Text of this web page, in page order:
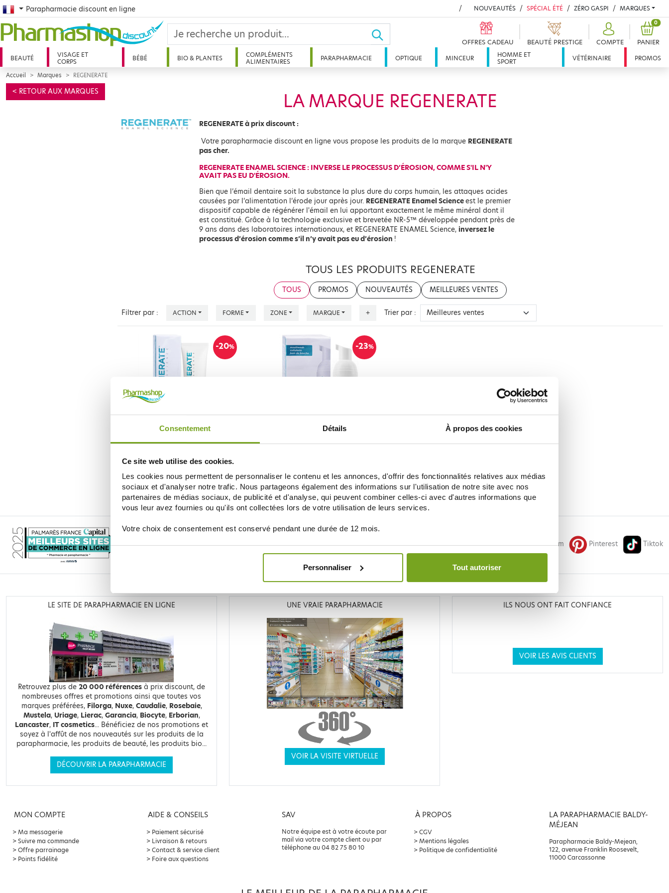
Consentement Détails À propos des cookies
Ce site web utilise des cookies.
Les cookies nous permettent de personnaliser le contenu et les annonces, d'offrir des fonctionnalités relatives aux médias
sociaux et d'analyser notre trafic. Nous partageons également des informations sur l'utilisation de notre site avec nos
partenaires de médias sociaux, de publicité et d'analyse, qui peuvent combiner celles-ci avec d'autres informations que
vous leur avez fournies ou qu'ils ont collectées lors de votre utilisation de leurs services.
Votre choix de consentement est conservé pendant une durée de 12 mois.
Personnaliser Tout autoriser
French
Parapharmacie discount en ligne NOUVEAUTÉS SPÉCIAL ÉTÉ ZÉRO GASPI MARQUES
OFFRES CADEAU BEAUTÉ PRESTIGE COMPTE PANIER
0
BEAUTÉ
VISAGE ET
CORPS
BÉBÉ BIO & PLANTES
COMPLÉMENTS
ALIMENTAIRES
PARAPHARMACIE OPTIQUE MINCEUR
HOMME ET
SPORT
VÉTÉRINAIRE PROMOS
Accueil Marques REGENERATE
< RETOUR AUX MARQUES LA MARQUE REGENERATE
REGENERATE à prix discount :
Votre parapharmacie discount en ligne vous propose les produits de la marque REGENERATE
pas cher.
REGENERATE ENAMEL SCIENCE : INVERSE LE PROCESSUS D’ÉROSION, COMME S'IL N'Y
AVAIT PAS EU D'ÉROSION.
Bien que l’émail dentaire soit la substance la plus dure du corps humain, les attaques acides
causées par l’alimentation l’érode jour après jour. REGENERATE Enamel Scienceest le premier
dispositif capable de régénérer l'émail en lui apportant exactement le même minéral dont il
est constitué. Grâce à la technologie exclusive et brevetée NR-5™ développée pendant près de
9 ans dans des laboratoires internationaux, et REGENERATE ENAMEL Science, inversez le
processus d’érosion comme s’il n’y avait pas eu d’érosion !
TOUS LES PRODUITS REGENERATE
TOUS PROMOS NOUVEAUTÉS MEILLEURES VENTES
Filtrer par : ACTION FORME ZONE MARQUE + Trier par :
-20%
6,96 €
AJOUTER AU PANIER
-23%
AJOUTER AU PANIER
Je souhaite m'inscrire à la newsletter Facebook Instagram Pinterest Tiktok
LE SITE DE PARAPHARMACIE EN LIGNE
Retrouvez plus de 20 000 références à prix discount, de
nombreuses offres et promotions ainsi que toutes vos
marques préférées, Filorga, Nuxe, Caudalie, Rosebaie,
Mustela, Uriage, Lierac, Garancia, Biocyte, Erborian,
Lancaster, IT cosmetics... Bénéficiez de nos promotions et
soyez à l'affût de nos nouveautés sur les produits de la
parapharmacie, les produits de beauté, les produits bio...
DÉCOUVRIR LA PARAPHARMACIE
UNE VRAIE PARAPHARMACIE
VOIR LA VISITE VIRTUELLE
ILS NOUS ONT FAIT CONFIANCE
VOIR LES AVIS CLIENTS
MON COMPTE
Ma messagerie
Suivre ma commande
Offre parrainage
Points fidélité
AIDE & CONSEILS
Paiement sécurisé
Livraison & retours
Contact & service client
Foire aux questions
SAV
Notre équipe est à votre écoute par
mail via votre compte client ou par
téléphone au 04 82 75 80 10
À PROPOS
CGV
Mentions légales
Politique de confidentialité
LA PARAPHARMACIE BALDY-
MÉJEAN
Parapharmacie Baldy-Mejean,
122, avenue Franklin Roosevelt,
11000 Carcassonne